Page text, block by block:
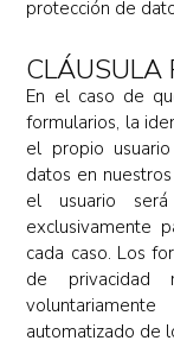
protección de
CLÁUSULA
En el caso de
formularios, la
el propio
datos en
el usuario será
exclusivamente
cada caso. Los
de privacidad
automatizado de